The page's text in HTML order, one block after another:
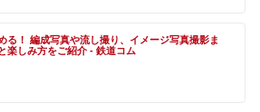
る！ 編成写真や流し撮り、イメージ写真撮影ま
しみ方をご紹介 - 鉄道コム